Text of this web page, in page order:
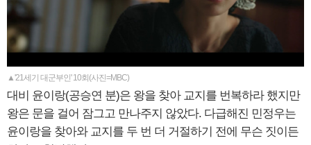
▲'21세기 대군부인' 10회(사진=MBC)
대비 윤이랑(공승연 분)은 왕을 찾아 교지를 번복하라 했지만
왕은 문을 걸어 잠그고 만나주지 않았다. 다급해진 민정우는
윤이랑을 찾아와 교지를 두 번 더 거절하기 전에 무슨 짓이든